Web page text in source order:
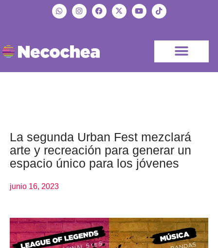
La segunda Urban Fest mezclará
arte y recreación para generar un
espacio único para los jóvenes
junio 16, 2023